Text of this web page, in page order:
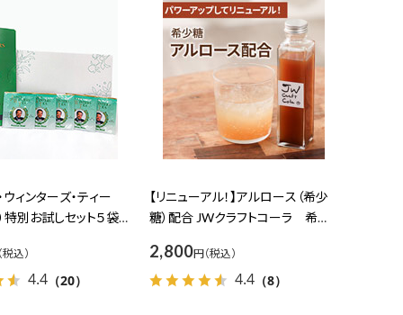
商品名
発売日
価格(安い順)
価格(高い順)
発売日＋商品名
ウィンターズ・ティー
特別お試しセット５袋入
4.4 （20）
【リニューアル！】アルロース（希少
糖）配合 JWクラフトコーラ 希釈
限定】
2,800円
4.4 （8）